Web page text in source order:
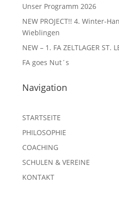
Unser Programm 2026
NEW PROJECT!! 4. Winter-
Wieblingen
NEW – 1. FA ZELTLAGER ST.
FA goes Nut´s
Navigation
STARTSEITE
PHILOSOPHIE
COACHING
SCHULEN & VEREINE
KONTAKT